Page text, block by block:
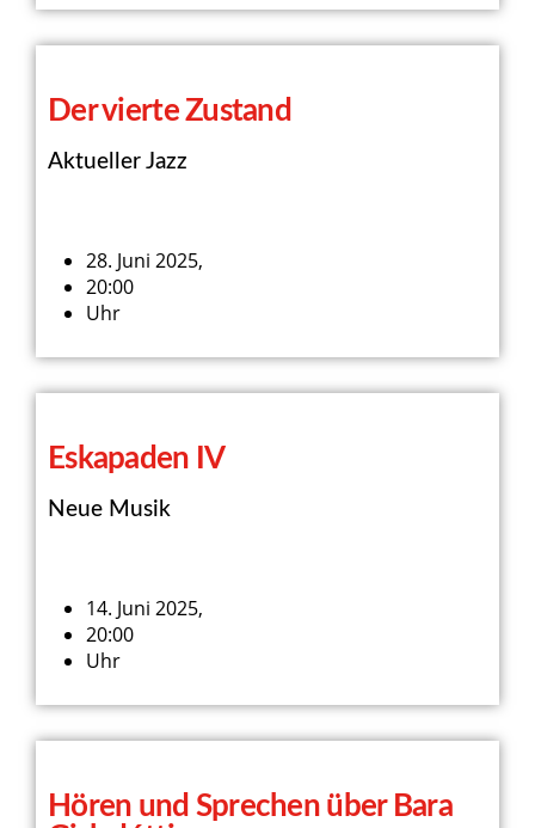
Der vierte Zustand
Aktueller Jazz
28. Juni 2025,
20:00
Uhr
Eskapaden IV
Neue Musik
14. Juni 2025,
20:00
Uhr
Hören und Sprechen über Bara